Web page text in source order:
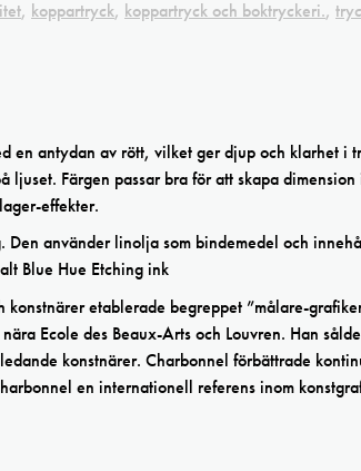
, koppartryck, koppartryck och boktryckeri.,
en antydan av rött, vilket ger djup och klarhet i
Färgen passar bra för att skapa dimension
effekter.
använder linolja som bindemedel och
Blue Hue Etching ink
etablerade begreppet ”målare-
Ecole des Beaux-Arts och Louvren. Han
konstnärer. Charbonnel förbättrade
en internationell referens inom